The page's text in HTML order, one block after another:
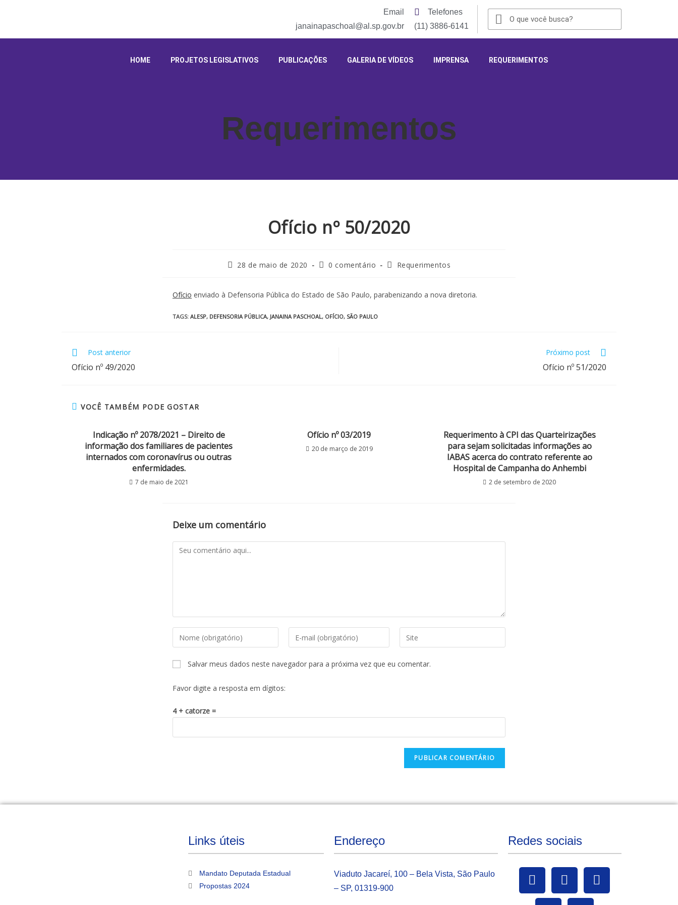
Email
janainapaschoal@al.sp.gov.br
Telefones
(11) 3886-6141
HOME PROJETOS LEGISLATIVOS PUBLICAÇÕES GALERIA DE VÍDEOS IMPRENSA REQUERIMENTOS
Requerimentos
Ofício nº 50/2020
28 de maio de 2020 0 comentário Requerimentos
Ofício enviado à Defensoria Pública do Estado de São Paulo, parabenizando a nova diretoria.
TAGS: ALESP, DEFENSORIA PÚBLICA, JANAINA PASCHOAL, OFÍCIO, SÃO PAULO
Post anterior
Ofício nº 49/2020
Próximo post
Ofício nº 51/2020
VOCÊ TAMBÉM PODE GOSTAR
Indicação nº 2078/2021 – Direito de
informação dos familiares de pacientes
internados com coronavírus ou outras
enfermidades.
7 de maio de 2021
Ofício nº 03/2019
20 de março de 2019
Requerimento à CPI das Quarteirizações
para sejam solicitadas informações ao
IABAS acerca do contrato referente ao
Hospital de Campanha do Anhembi
2 de setembro de 2020
Deixe um comentário
Salvar meus dados neste navegador para a próxima vez que eu comentar.
Favor digite a resposta em dígitos:
4 + catorze =
Links úteis
Mandato Deputada Estadual
Propostas 2024
Endereço
Viaduto Jacareí, 100 – Bela Vista, São Paulo
– SP, 01319-900
Redes sociais